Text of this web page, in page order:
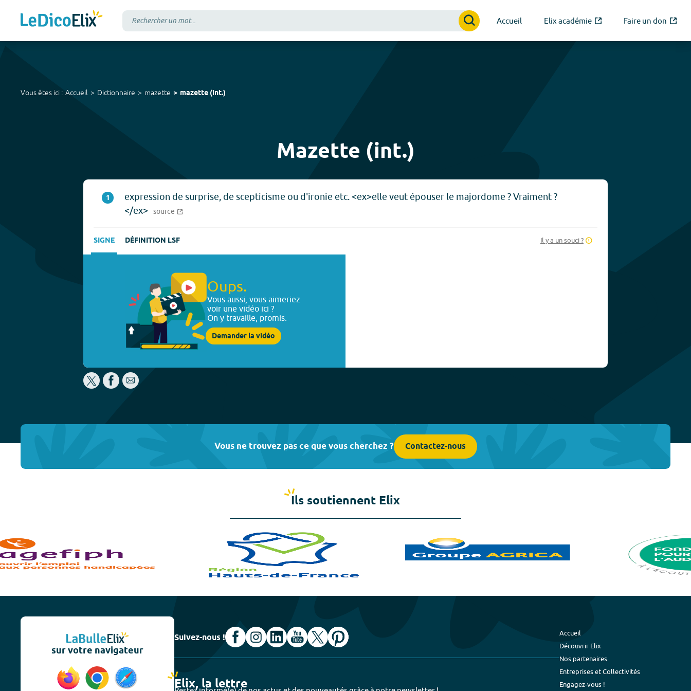
Accueil Elix académie Faire un don
Vous êtes ici : Accueil Dictionnaire mazette mazette (int.)
Mazette (int.)
1
expression de surprise, de scepticisme ou d'ironie etc. <ex>elle veut épouser le majordome ? Vraiment ?
</ex> source
SIGNE DÉFINITION LSF Il y a un souci ?
Oups.
Vous aussi, vous aimeriez
voir une vidéo ici ?
On y travaille, promis.
Demander la vidéo
Vous ne trouvez pas ce que vous cherchez ? Contactez-nous
Ils soutiennent Elix
sur votre navigateur
Suivez-nous !
Elix, la lettre
Accueil
Découvrir Elix
Nos partenaires
Entreprises et Collectivités
Engagez-vous !